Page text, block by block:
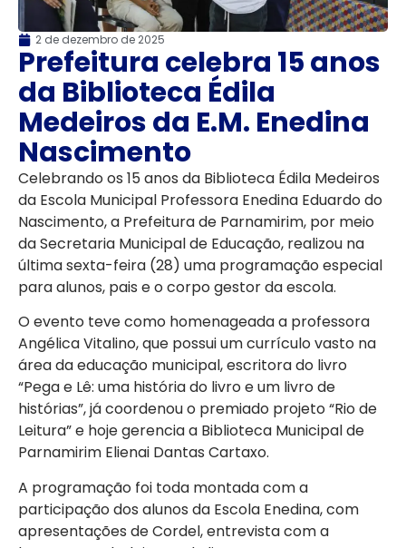
2 de dezembro de 2025
Prefeitura celebra 15 anos
da Biblioteca Édila
Medeiros da E.M. Enedina
Nascimento
Celebrando os 15 anos da Biblioteca Édila Medeiros
da Escola Municipal Professora Enedina Eduardo do
Nascimento, a Prefeitura de Parnamirim, por meio
da Secretaria Municipal de Educação, realizou na
última sexta-feira (28) uma programação especial
para alunos, pais e o corpo gestor da escola.
O evento teve como homenageada a professora
Angélica Vitalino, que possui um currículo vasto na
área da educação municipal, escritora do livro
“Pega e Lê: uma história do livro e um livro de
histórias”, já coordenou o premiado projeto “Rio de
Leitura” e hoje gerencia a Biblioteca Municipal de
Parnamirim Elienai Dantas Cartaxo.
A programação foi toda montada com a
participação dos alunos da Escola Enedina, com
apresentações de Cordel, entrevista com a